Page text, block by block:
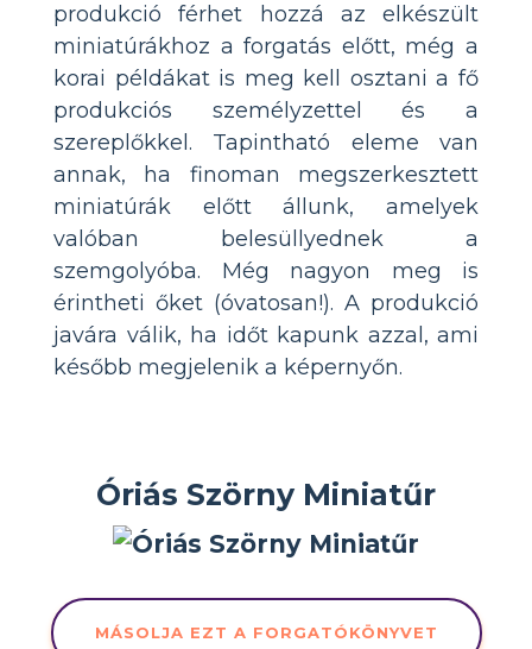
produkció férhet hozzá az elkészült
miniatúrákhoz a forgatás előtt, még a
korai példákat is meg kell osztani a fő
produkciós személyzettel és a
szereplőkkel. Tapintható eleme van
annak, ha finoman megszerkesztett
miniatúrák előtt állunk, amelyek
valóban belesüllyednek a
szemgolyóba. Még nagyon meg is
érintheti őket (óvatosan!). A produkció
javára válik, ha időt kapunk azzal, ami
később megjelenik a képernyőn.
Óriás Szörny Miniatűr
MÁSOLJA EZT A FORGATÓKÖNYVET